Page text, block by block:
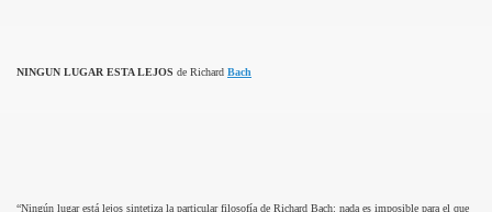
NINGUN LUGAR ESTA LEJOS de Richard Bach
“Ningún lugar está lejos sintetiza la particular filosofía de Richard Bach: nada es imposible para el que